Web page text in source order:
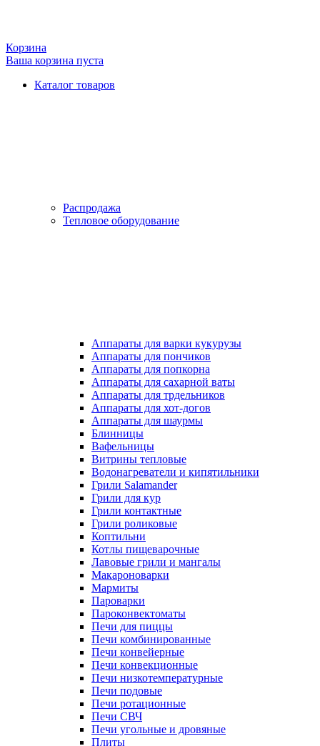
Корзина
Ваша корзина пуста
Каталог товаров
Распродажа
Тепловое оборудование
Аппараты для варки кукурузы
Аппараты для пончиков
Аппараты для попкорна
Аппараты для сахарной ваты
Аппараты для трдельников
Аппараты для хот-догов
Аппараты для шаурмы
Блинницы
Вафельницы
Витрины тепловые
Водонагреватели и кипятильники
Грили Salamander
Грили для кур
Грили контактные
Грили роликовые
Коптильни
Котлы пищеварочные
Лавовые грили и мангалы
Макароноварки
Мармиты
Пароварки
Пароконвектоматы
Печи для пиццы
Печи комбинированные
Печи конвейерные
Печи конвекционные
Печи низкотемпературные
Печи подовые
Печи ротационные
Печи СВЧ
Печи угольные и дровяные
Плиты